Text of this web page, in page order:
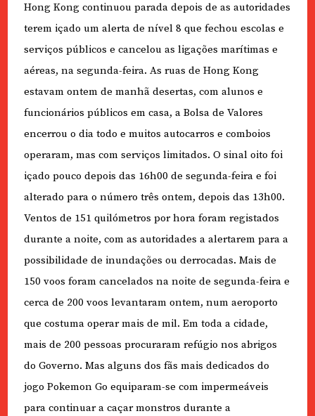
Hong Kong continuou parada depois de as autoridades
terem içado um alerta de nível 8 que fechou escolas e
serviços públicos e cancelou as ligações marítimas e
aéreas, na segunda-feira. As ruas de Hong Kong
estavam ontem de manhã desertas, com alunos e
funcionários públicos em casa, a Bolsa de Valores
encerrou o dia todo e muitos autocarros e comboios
operaram, mas com serviços limitados. O sinal oito foi
içado pouco depois das 16h00 de segunda-feira e foi
alterado para o número três ontem, depois das 13h00.
Ventos de 151 quilómetros por hora foram registados
durante a noite, com as autoridades a alertarem para a
possibilidade de inundações ou derrocadas. Mais de
150 voos foram cancelados na noite de segunda-feira e
cerca de 200 voos levantaram ontem, num aeroporto
que costuma operar mais de mil. Em toda a cidade,
mais de 200 pessoas procuraram refúgio nos abrigos
do Governo. Mas alguns dos fãs mais dedicados do
jogo Pokemon Go equiparam-se com impermeáveis
para continuar a caçar monstros durante a